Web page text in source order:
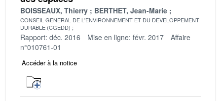
BOISSEAUX, Thierry BERTHET, Jean-Marie
CONSEIL GENERAL DE L'ENVIRONNEMENT ET DU DEVELOPPEMENT
DURABLE (CGEDD)
Rapport: déc. 2016 Mise en ligne: févr. 2017
Affaire
n°010761-01
Accéder à la notice